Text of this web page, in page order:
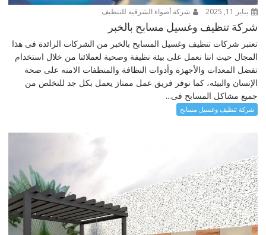
يناير 11, 2025 شركة أضواء الشرقية للتنظيف
شركة تنظيف وغسيل مسابح بالخبر
تعتبر شركات تنظيف وغسيل المسابح بالخبر من الشركات الرائدة فى هذا
المجال حيث اننا نعمل على بيئة نظيفة وصحية لعملائنا من خلال استخدام
تفضل المعدات والأجهزة وأدوات النظافة والمنظفات الامنه على صحة
الإنسان والبيئه، كما نوفر فريق عمل ممتاز يعمل بكل جد للتخلص من
جميع مشاكل المسابح فى...
شركة تنظيف وغسيل مسابح